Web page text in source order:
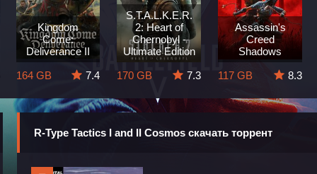
Kingdom
Come:
Deliverance II
164 GB
7.4
S.T.A.L.K.E.R.
2: Heart of
Chernobyl -
Ultimate Edition
170 GB
7.3
Assassin's
Creed
Shadows
117 GB
8.3
R-Type Tactics I and II Cosmos скачать торрент